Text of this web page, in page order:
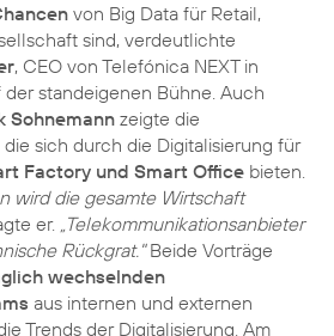
von Big Data für Retail,
sind, verdeutlichte
, CEO von Telefónica NEXT in
der standeigenen Bühne. Auch
Sohnemannzeigte die
sich durch die Digitalisierung für
Factory und Smart Office bieten.
wird die gesamte Wirtschaft
er. „Telekommunikationsanbieter
Rückgrat."Beide Vorträge
wechselnden
aus internen und externen
Trends der Digitalisierung. Am